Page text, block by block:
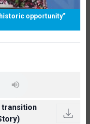
opportunity”
transition